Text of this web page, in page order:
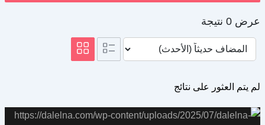
عرض 0 نتيجة
لم يتم العثور على نتائج